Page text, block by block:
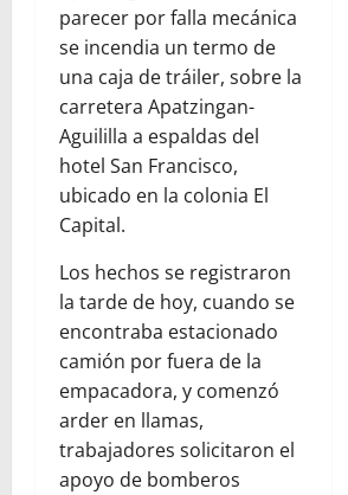
parecer por falla mecánica
se incendia un termo de
una caja de tráiler, sobre la
carretera Apatzingan-
Aguililla a espaldas del
hotel San Francisco,
ubicado en la colonia El
Capital.
Los hechos se registraron
la tarde de hoy, cuando se
encontraba estacionado
camión por fuera de la
empacadora, y comenzó
arder en llamas,
trabajadores solicitaron el
apoyo de bomberos